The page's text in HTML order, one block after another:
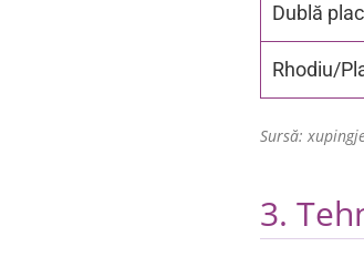
Dublă
Rhodiu/
Sursă:
3.